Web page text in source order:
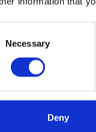
Necessary
Deny
A/S: Tæt
man den nye
samme fokus på
været en
et langsigtet
betyder det